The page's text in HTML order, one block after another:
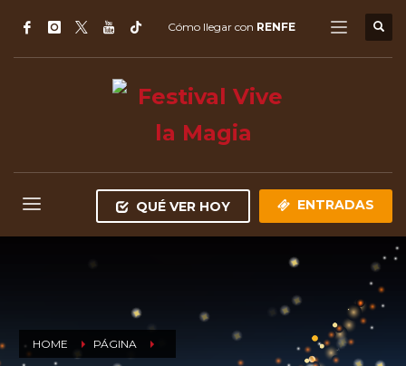
Cómo llegar con RENFE
QUÉ VER HOY ENTRADAS
HOME PÁGINA